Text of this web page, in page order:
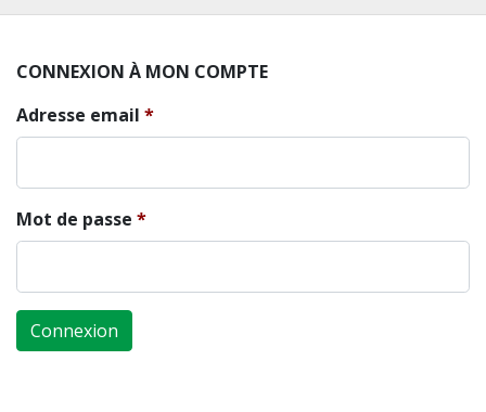
CONNEXION À MON COMPTE
Adresse email
Mot de passe
Connexion